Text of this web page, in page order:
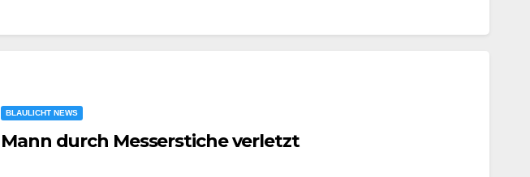
BLAULICHT NEWS
Mann durch Messerstiche verletzt